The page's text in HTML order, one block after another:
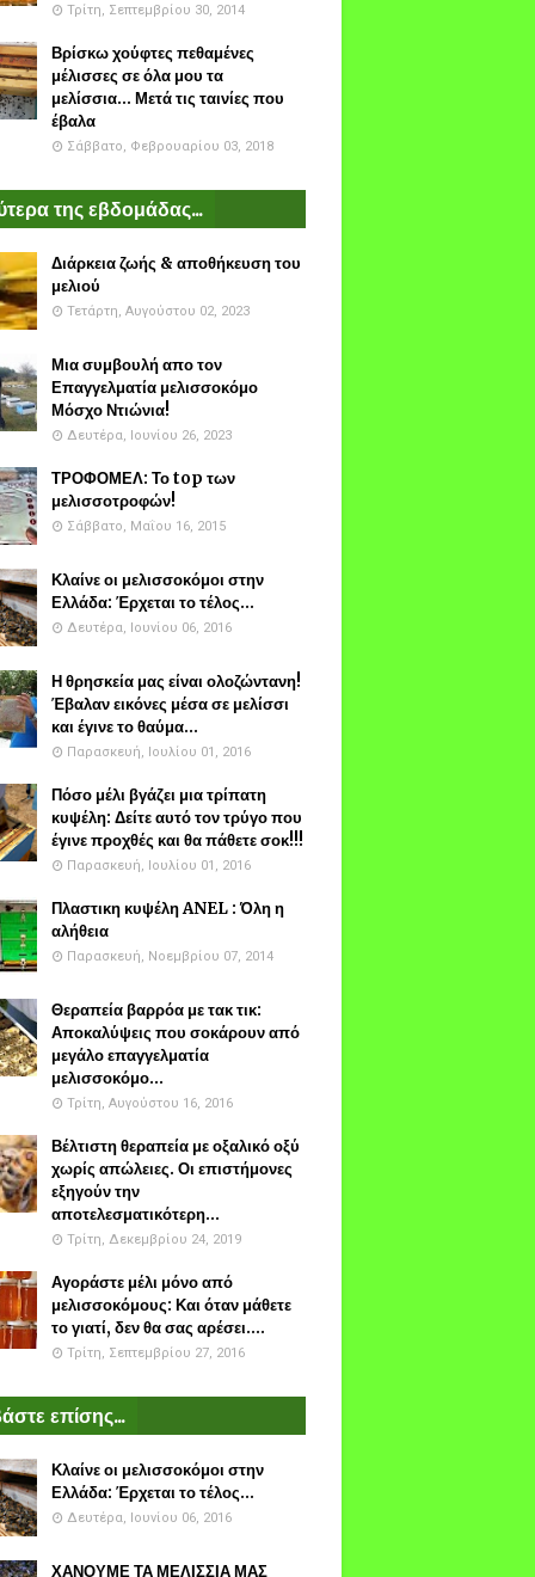
Τρίτη, Σεπτεμβρίου 30, 2014
Βρίσκω χούφτες πεθαμένες
μέλισσες σε όλα μου τα
μελίσσια... Μετά τις ταινίες που
έβαλα
Σάββατο, Φεβρουαρίου 03, 2018
της εβδομάδας...
Διάρκεια ζωής & αποθήκευση του
μελιού
Τετάρτη, Αυγούστου 02, 2023
Μια συμβουλή απο τον
Επαγγελματία μελισσοκόμο
Μόσχο Ντιώνια!
Δευτέρα, Ιουνίου 26, 2023
ΤΡΟΦΟΜΕΛ: Το top των
μελισσοτροφών!
Σάββατο, Μαΐου 16, 2015
Κλαίνε οι μελισσοκόμοι στην
Ελλάδα: Έρχεται το τέλος...
Δευτέρα, Ιουνίου 06, 2016
Η θρησκεία μας είναι ολοζώντανη!
Έβαλαν εικόνες μέσα σε μελίσσι
και έγινε το θαύμα...
Παρασκευή, Ιουλίου 01, 2016
Πόσο μέλι βγάζει μια τρίπατη
κυψέλη: Δείτε αυτό τον τρύγο που
έγινε προχθές και θα πάθετε σοκ!!!
Παρασκευή, Ιουλίου 01, 2016
Πλαστικη κυψέλη ANEL : Όλη η
αλήθεια
Παρασκευή, Νοεμβρίου 07, 2014
Θεραπεία βαρρόα με τακ τικ:
Αποκαλύψεις που σοκάρουν από
μεγάλο επαγγελματία
μελισσοκόμο...
Τρίτη, Αυγούστου 16, 2016
Βέλτιστη θεραπεία με οξαλικό οξύ
χωρίς απώλειες. Οι επιστήμονες
εξηγούν την
αποτελεσματικότερη...
Τρίτη, Δεκεμβρίου 24, 2019
Αγοράστε μέλι μόνο από
μελισσοκόμους: Και όταν μάθετε
το γιατί, δεν θα σας αρέσει....
Τρίτη, Σεπτεμβρίου 27, 2016
επίσης...
Κλαίνε οι μελισσοκόμοι στην
Ελλάδα: Έρχεται το τέλος...
Δευτέρα, Ιουνίου 06, 2016
ΧΑΝΟΥΜΕ ΤΑ ΜΕΛΙΣΣΙΑ ΜΑΣ